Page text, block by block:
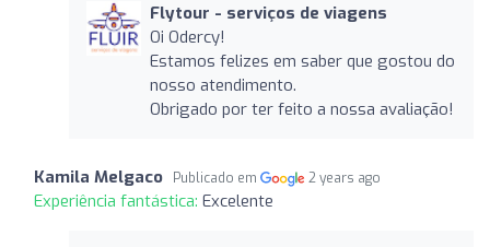
Flytour - serviços de viagens
Oi Odercy!
Estamos felizes em saber que gostou do
nosso atendimento.
Obrigado por ter feito a nossa avaliação!
Kamila Melgaco Publicado em 2 years ago
Experiência fantástica: Excelente